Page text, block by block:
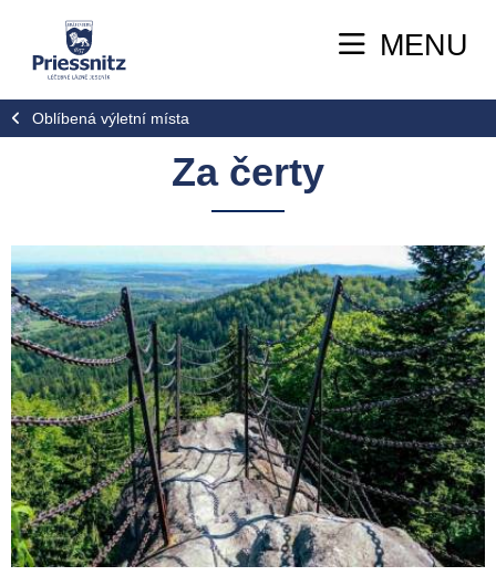
MENU
Oblíbená výletní místa
Za čerty